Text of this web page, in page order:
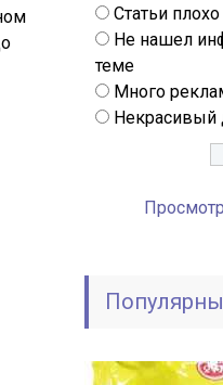
Статьи
Не нашел
теме
Много
Некрасивый